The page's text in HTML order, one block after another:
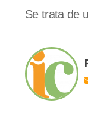
Se trata de